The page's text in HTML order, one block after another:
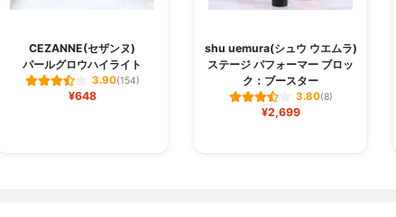
CEZANNE(セザンヌ)
パールグロウハイライト
3.90(154)
¥648
shu uemura(シュウ ウエムラ)
ステージ パフォーマー ブロッ
ク：ブースター
3.80(8)
¥2,699